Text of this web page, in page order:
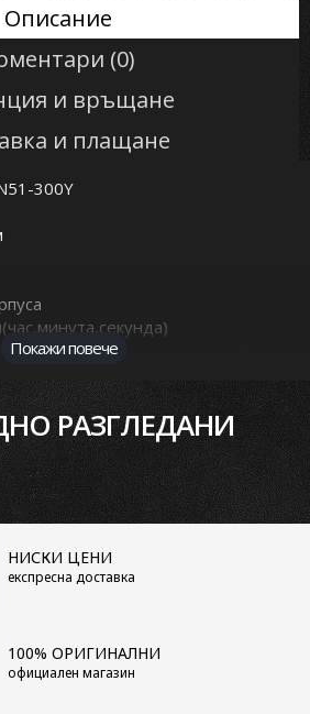
Описание
(0)
и връщане
и плащане
300Y
всекидневна употреба
за цялата страна
Покажи повече
характеристики
Дамски
1 година
Верижка
РАЗГЛЕДАНИ
НИСКИ ЦЕНИ
експресна доставка
100% ОРИГИНАЛНИ
официален магазин